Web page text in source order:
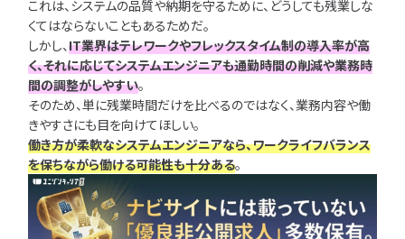
これは、システムの品質や納期を守るために、どうしても残業しな
くてはならないこともあるためだ。
しかし、IT業界はテレワークやフレックスタイム制の導入率が高
く、それに応じてシステムエンジニアも通勤時間の削減や業務時
間の調整がしやすい。
そのため、単に残業時間だけを比べるのではなく、業務内容や働
きやすさにも目を向けてほしい。
働き方が柔軟なシステムエンジニアなら、ワークライフバランス
を保ちながら働ける可能性も十分ある。